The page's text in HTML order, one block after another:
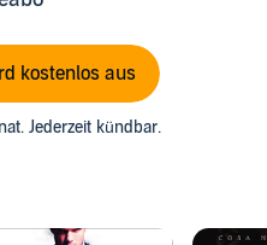
kostenlos aus
Jederzeit kündbar.